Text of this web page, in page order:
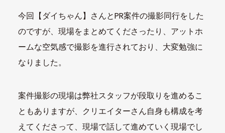
今回【ダイちゃん】さんとPR案件の撮影同行をした
のですが、現場をまとめてくださったり、アットホ
ームな空気感で撮影を進行されており、大変勉強に
なりました。
案件撮影の現場は弊社スタッフが段取りを進めるこ
ともありますが、クリエイターさん自身も構成を考
えてくださって、現場で話して進めていく現場でし